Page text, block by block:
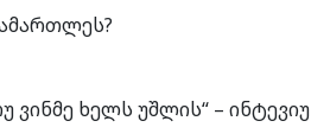
ვინმე ხელს უშლის“ – ინტევიუ